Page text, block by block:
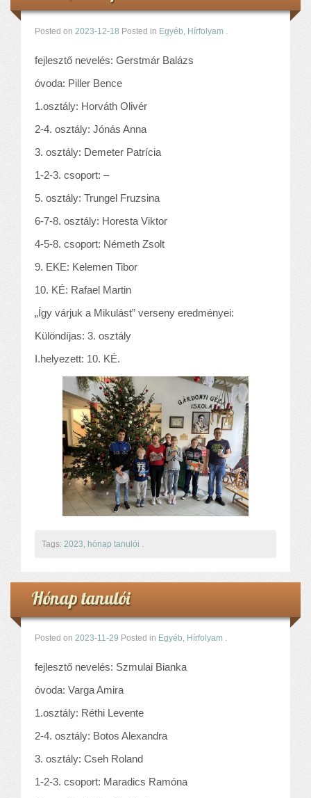
Posted on 2023-12-18 Posted in Egyéb, Hírfolyam .
fejlesztő nevelés: Gerstmár Balázs
óvoda: Piller Bence
1.osztály: Horváth Olivér
2-4. osztály: Jónás Anna
3. osztály: Demeter Patrícia
1-2-3. csoport: –
5. osztály: Trungel Fruzsina
6-7-8. osztály: Horesta Viktor
4-5-8. csoport: Németh Zsolt
9. EKE: Kelemen Tibor
10. KÉ: Rafael Martin
„Így várjuk a Mikulást” verseny eredményei:
Különdíjas: 3. osztály
I.helyezett: 10. KÉ.
Tags: 2023, hónap tanulói .
Hónap tanulói
Posted on 2023-11-29 Posted in Egyéb, Hírfolyam .
fejlesztő nevelés: Szmulai Bianka
óvoda: Varga Amira
1.osztály: Réthi Levente
2-4. osztály: Botos Alexandra
3. osztály: Cseh Roland
1-2-3. csoport: Maradics Ramóna